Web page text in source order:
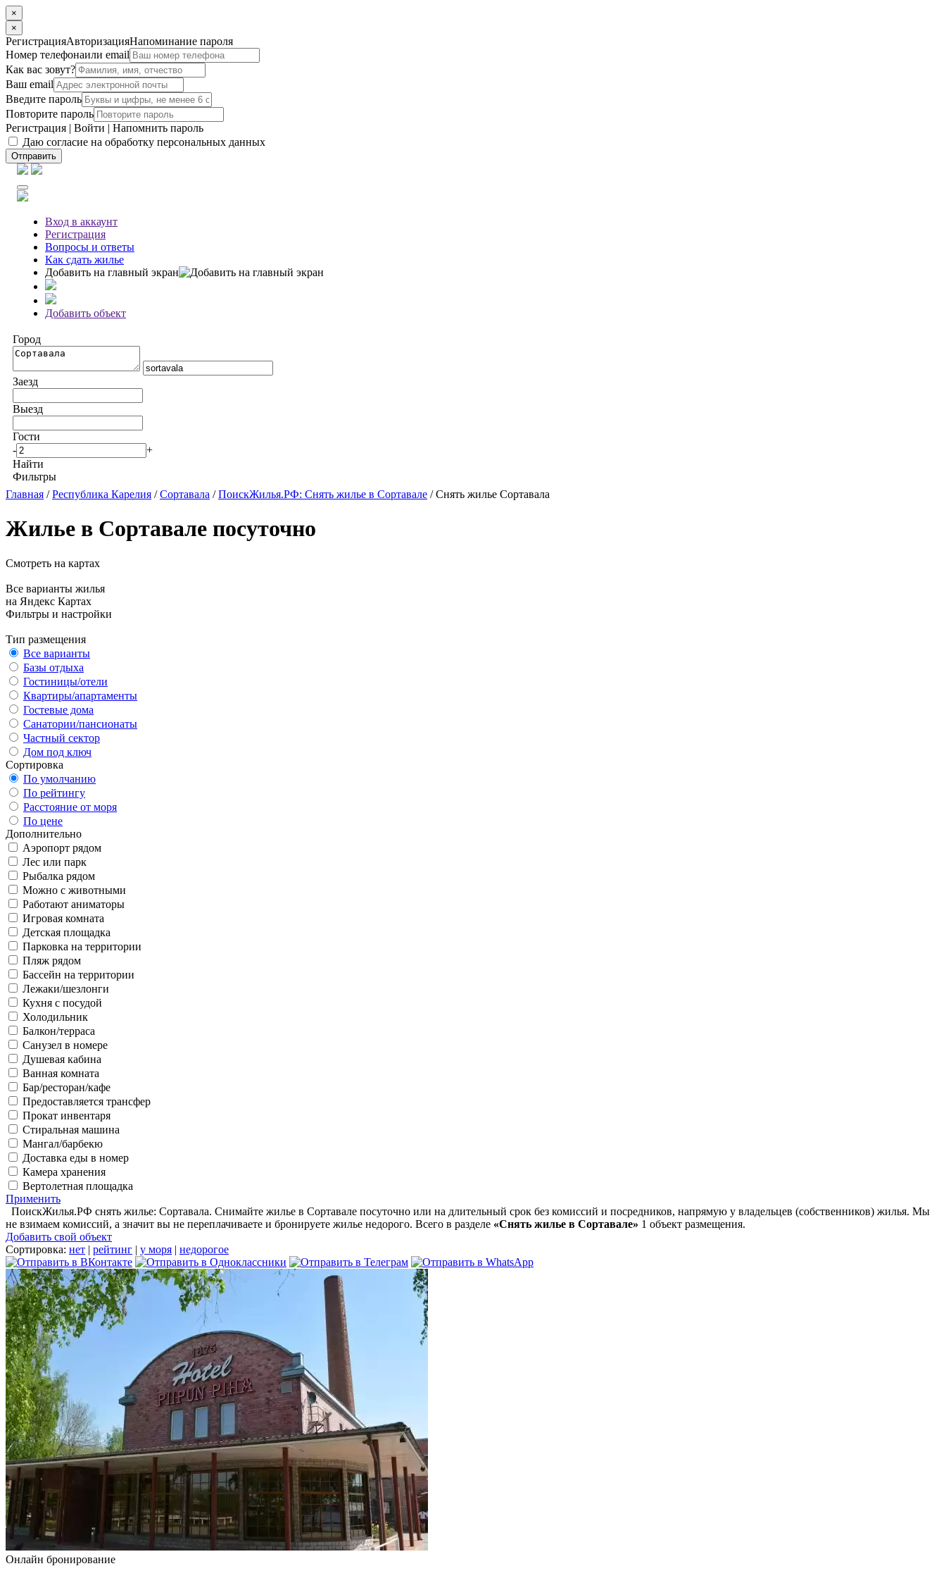
×
×
РегистрацияАвторизацияНапоминание пароля
Номер телефонаили email
Как вас зовут?
Ваш email
Введите пароль
Повторите пароль
Регистрация | Войти | Напомнить пароль
Даю согласие на обработку персональных данных
Отправить
Вход в аккаунт
Регистрация
Вопросы и ответы
Как сдать жилье
Добавить на главный экран
Добавить объект
Город
Заезд
Выезд
Гости
-
+
Найти
Фильтры
Главная /Республика Карелия /Сортавала /ПоискЖилья.РФ: Снять жилье в Сортавале / Снять жилье Сортавала
Жилье в Сортавале посуточно
Смотреть на картах
Все варианты жилья
на Яндекс Картах
Фильтры и настройки
Тип размещения
Все варианты
Базы отдыха
Гостиницы/отели
Квартиры/апартаменты
Гостевые дома
Санатории/пансионаты
Частный сектор
Дом под ключ
Сортировка
По умолчанию
По рейтингу
Расстояние от моря
По цене
Дополнительно
Аэропорт рядом
Лес или парк
Рыбалка рядом
Можно с животными
Работают аниматоры
Игровая комната
Детская площадка
Парковка на территории
Пляж рядом
Бассейн на территории
Лежаки/шезлонги
Кухня с посудой
Холодильник
Балкон/терраса
Санузел в номере
Душевая кабина
Ванная комната
Бар/ресторан/кафе
Предоставляется трансфер
Прокат инвентаря
Стиральная машина
Мангал/барбекю
Доставка еды в номер
Камера хранения
Вертолетная площадка
Применить
ПоискЖилья.РФ снять жилье: Сортавала. Снимайте жилье в Сортавале посуточно или на длительный срок без комиссий и посредников, напрямую у владельцев (собственников) жилья. Мы
не взимаем комиссий, а значит вы не переплачиваете и бронируете жилье недорого. Всего в разделе «Снять жилье в Сортавале» 1 объект размещения.
Добавить свой объект
Сортировка: нет | рейтинг | у моря | недорогое
Онлайн бронирование